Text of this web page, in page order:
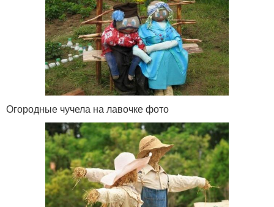
Огородные чучела на лавочке фото